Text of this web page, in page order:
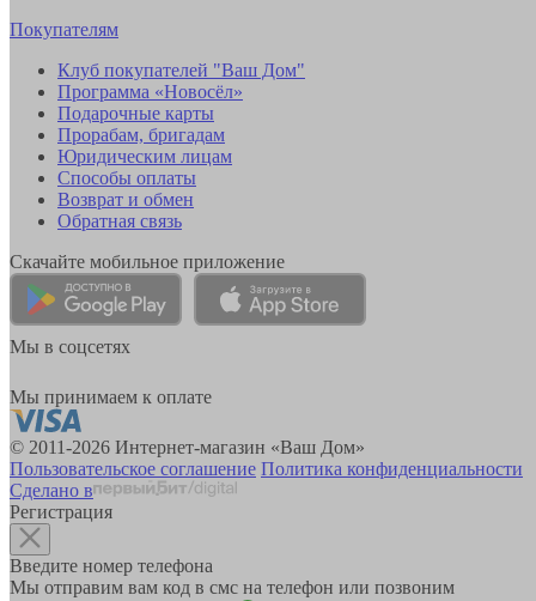
Покупателям
Клуб покупателей "Ваш Дом"
Программа «Новосёл»
Подарочные карты
Прорабам, бригадам
Юридическим лицам
Способы оплаты
Возврат и обмен
Обратная связь
Скачайте мобильное приложение
Мы в соцсетях
Мы принимаем к оплате
© 2011-2026 Интернет-магазин «Ваш Дом»
Пользовательское соглашение Политика конфиденциальности
Сделано в
Регистрация
Введите номер телефона
Мы отправим вам код в смс на телефон или позвоним